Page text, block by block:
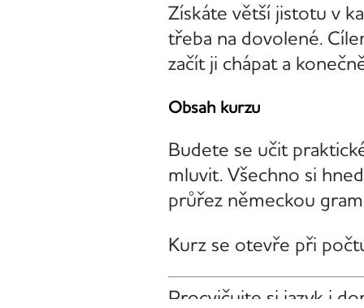
Získáte větší jistotu v
třeba na dovolené.
začít ji chápat a
Obsah kurzu
Budete se učit
mluvit. Všechno si
průřez německou
Kurz se otevře při
Procvičujte si jazyk i